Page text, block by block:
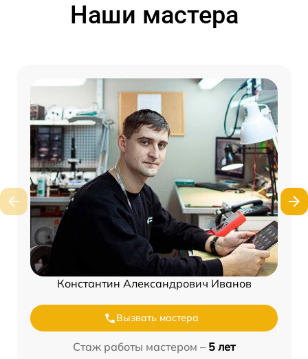
Наши мастера
Константин Александрович Иванов
Вызвать мастера
Стаж работы мастером – 5 лет